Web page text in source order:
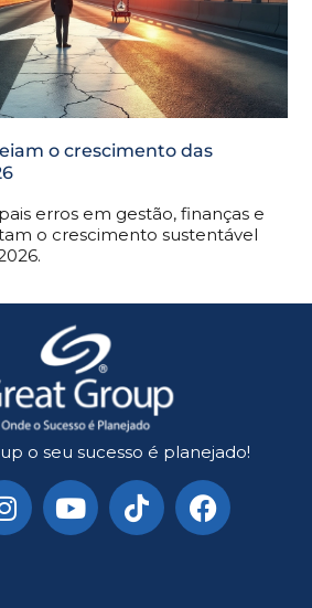
o crescimento das
erros em gestão, finanças e
o crescimento sustentável
o seu sucesso é planejado!